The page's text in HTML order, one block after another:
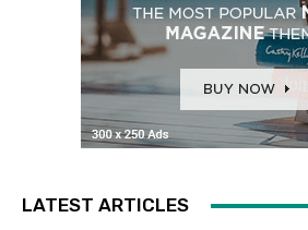
LATEST ARTICLES